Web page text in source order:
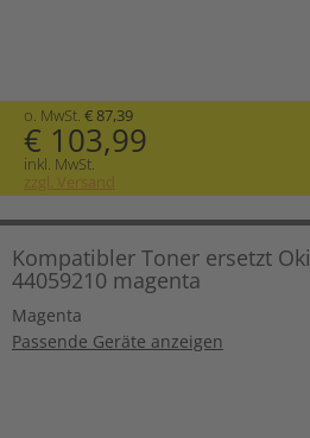
o. MwSt. € 87,39
€ 103,99
inkl. MwSt.
zzgl. Versand
Kompatibler Toner ersetzt Oki
44059210 magenta
Magenta
Passende Geräte anzeigen